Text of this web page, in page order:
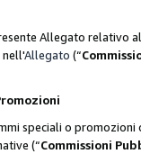
Allegato relativo
nell'Allegato (“
speciali o
(“Commissioni